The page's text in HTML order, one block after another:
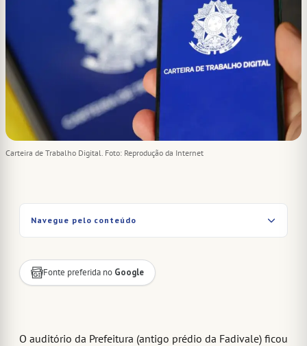
Carteira de Trabalho Digital. Foto: Reprodução da Internet
Navegue pelo conteúdo
Fonte preferida no Google
O auditório da Prefeitura (antigo prédio da Fadivale) ficou